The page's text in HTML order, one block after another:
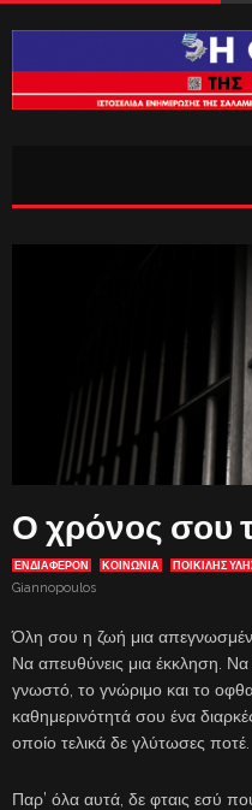
Ο χρόνος σου
ΕΝΔΙΑΦΈΡΟΝ ΚΟΙΝΩΝΙΑ ΠΟΙΚΙΛΗΣ
Giannopoulos
Όλη σου η ζωή μια
Να απευθύνεις μια έκκληση.
γνωστό, το γνώριμο και το
καθημερινότητά σου ένα
οποίο τελικά δε γλύτωσες ποτέ.
Παρ’ όλα αυτά, δε φταις εσύ